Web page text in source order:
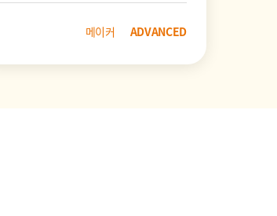
메이커 ADVANCED